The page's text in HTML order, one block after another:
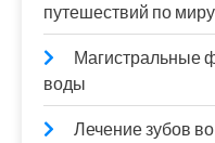
путешествий по миру
Магистральные
воды
Лечение зубов